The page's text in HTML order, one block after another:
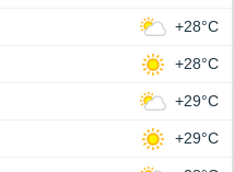
+28°C
+28°C
+29°C
+29°C